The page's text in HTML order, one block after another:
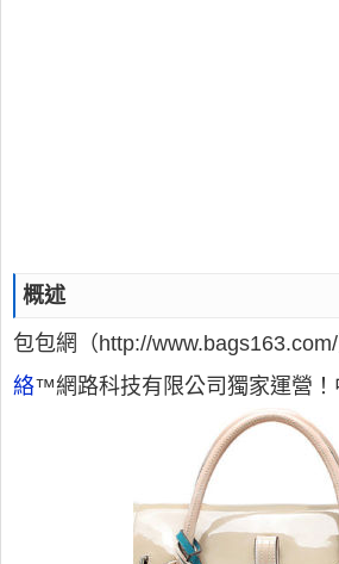
概述
包包網（http://
絡™網路科技有限公司獨家運營